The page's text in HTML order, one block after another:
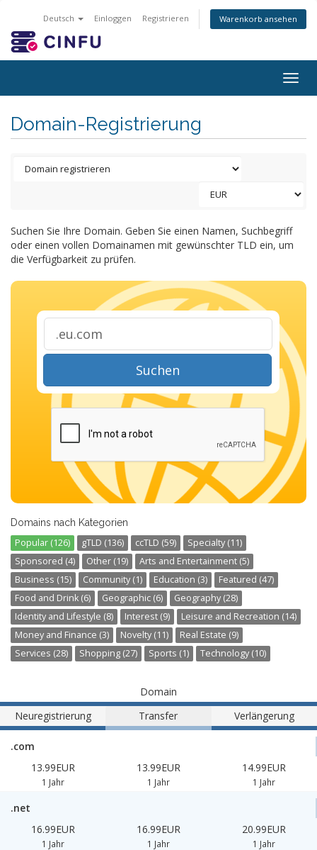
Deutsch Einloggen Registrieren Warenkorb ansehen
Domain-Registrierung
Suchen Sie Ihre Domain. Geben Sie einen Namen, Suchbegriff
oder einen vollen Domainamen mit gewünschter TLD ein, um
die Verfügbarkeit zu prüfen.
Suchen
Domains nach Kategorien
Popular (126) gTLD (136) ccTLD (59)
Specialty (11)
Sponsored (4)
Other (19)
Arts and Entertainment (5)
Business (15)
Community (1) Education (3)
Featured (47)
Food and Drink (6)
Geographic (6)
Geography (28)
Identity and Lifestyle (8)
Interest (9)
Leisure and Recreation (14)
Money and Finance (3)
Novelty (11)
Real Estate (9)
Services (28)
Shopping (27) Sports (1) Technology (10)
Domain
Neuregistrierung
Transfer Verlängerung
.com
13.99EUR
1 Jahr
13.99EUR
1 Jahr
14.99EUR
1 Jahr
.net
16.99EUR
1 Jahr
16.99EUR
1 Jahr
20.99EUR
1 Jahr